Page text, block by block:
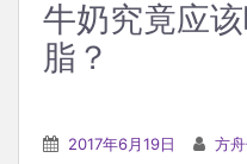
牛奶究竟应
脂？
2017年6月19日 方